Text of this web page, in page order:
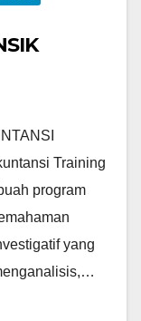
Training
program
yang